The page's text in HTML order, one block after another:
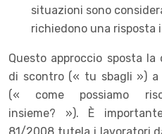
situazioni sono
richiedono una risposta
Questo approccio sposta
di scontro (« tu sbagli ») a
(« come possiamo
insieme? »). È